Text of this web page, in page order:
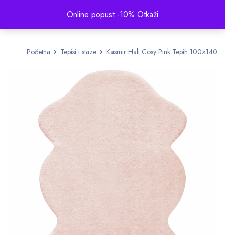
Online popust -10% Otkaži
Početna Tepisi i staze Kasmir Hali Cosy Pink Tepih 100×140